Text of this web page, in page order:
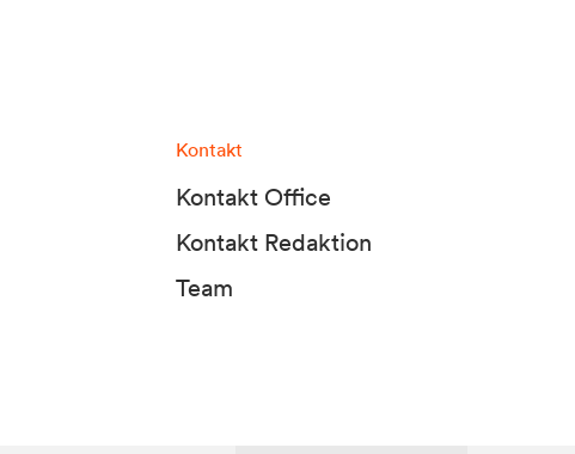
Kontakt
Kontakt Office
Kontakt Redaktion
Team